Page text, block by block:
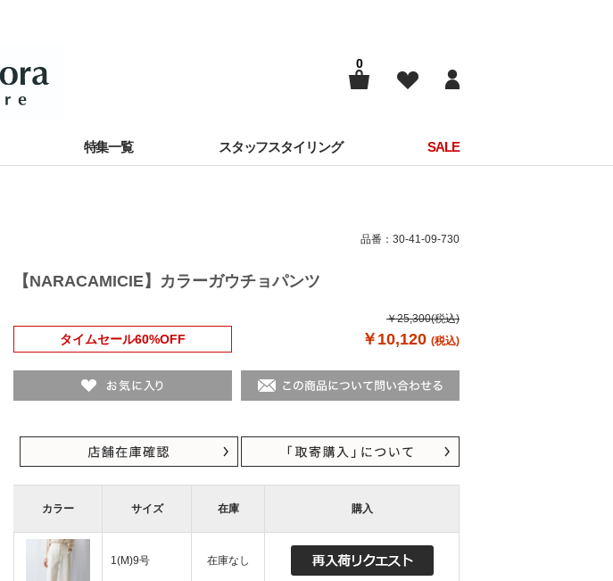
0
特集一覧 スタッフスタイリング SALE
品番：30-41-09-730
【NARACAMICIE】カラーガウチョパンツ
￥25,300(税込)
タイムセール60%OFF ￥10,120 (税込)
カラー サイズ 在庫 購入
1(M)9号 在庫なし